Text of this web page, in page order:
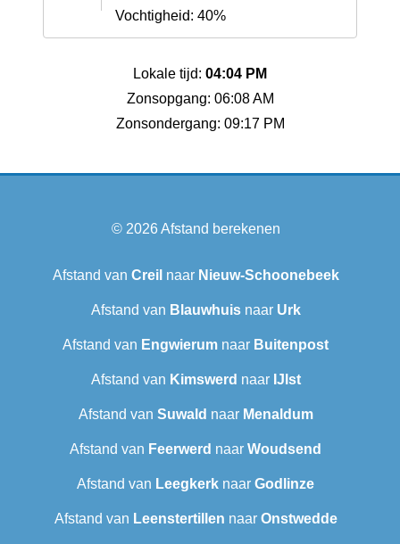
Vochtigheid: 40%
Lokale tijd: 04:04 PM
Zonsopgang: 06:08 AM
Zonsondergang: 09:17 PM
© 2026Afstand berekenen
Afstand van Creil naar Nieuw-Schoonebeek
Afstand van Blauwhuisnaar Urk
Afstand van Engwierum naar Buitenpost
Afstand van Kimswerd naar IJlst
Afstand van Suwald naar Menaldum
Afstand van Feerwerd naar Woudsend
Afstand van Leegkerk naar Godlinze
Afstand van Leenstertillen‎ naar Onstwedde